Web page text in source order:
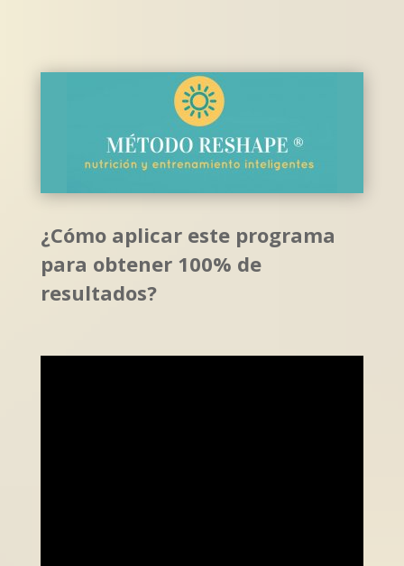
¿Cómo aplicar este programa
para obtener 100% de
resultados?